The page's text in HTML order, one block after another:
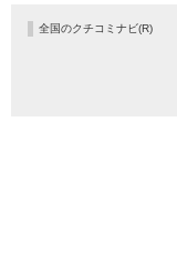
全国のクチコミナビ(R)